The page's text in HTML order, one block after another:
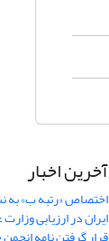
آخرین اخبار
اختصاص «رتبه ب» به
ایران در ارزیابی